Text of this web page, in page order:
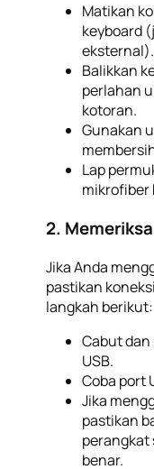
Matikan
keyboard
eksternal).
Balikkan
perlahan
kotoran.
Gunakan
Lap
mikrofiber
2.
Jika Anda
pastikan
langkah berikut:
Cabut
USB.
Coba port
Jika
pastikan
benar.